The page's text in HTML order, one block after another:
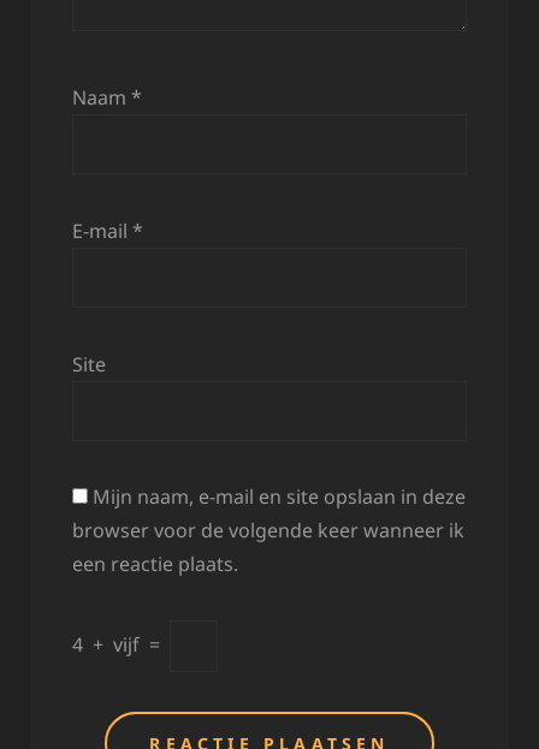
Naam *
E-mail *
Site
Mijn naam, e-mail en site opslaan in deze
browser voor de volgende keer wanneer ik
een reactie plaats.
4 + vijf =